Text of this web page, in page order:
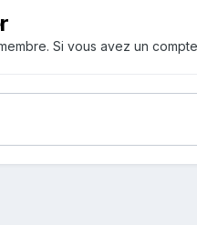
Si vous avez un